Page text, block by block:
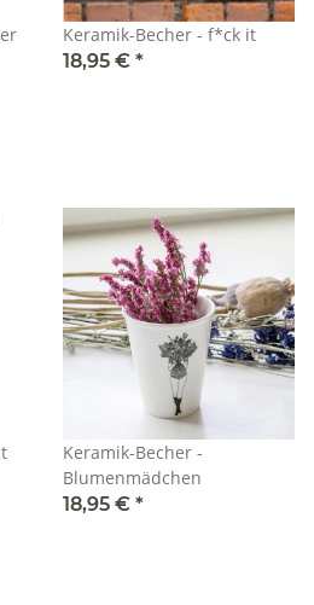
Keramik-Becher - f*ck it
18,95 € *
Keramik-Becher -
Blumenmädchen
18,95 € *